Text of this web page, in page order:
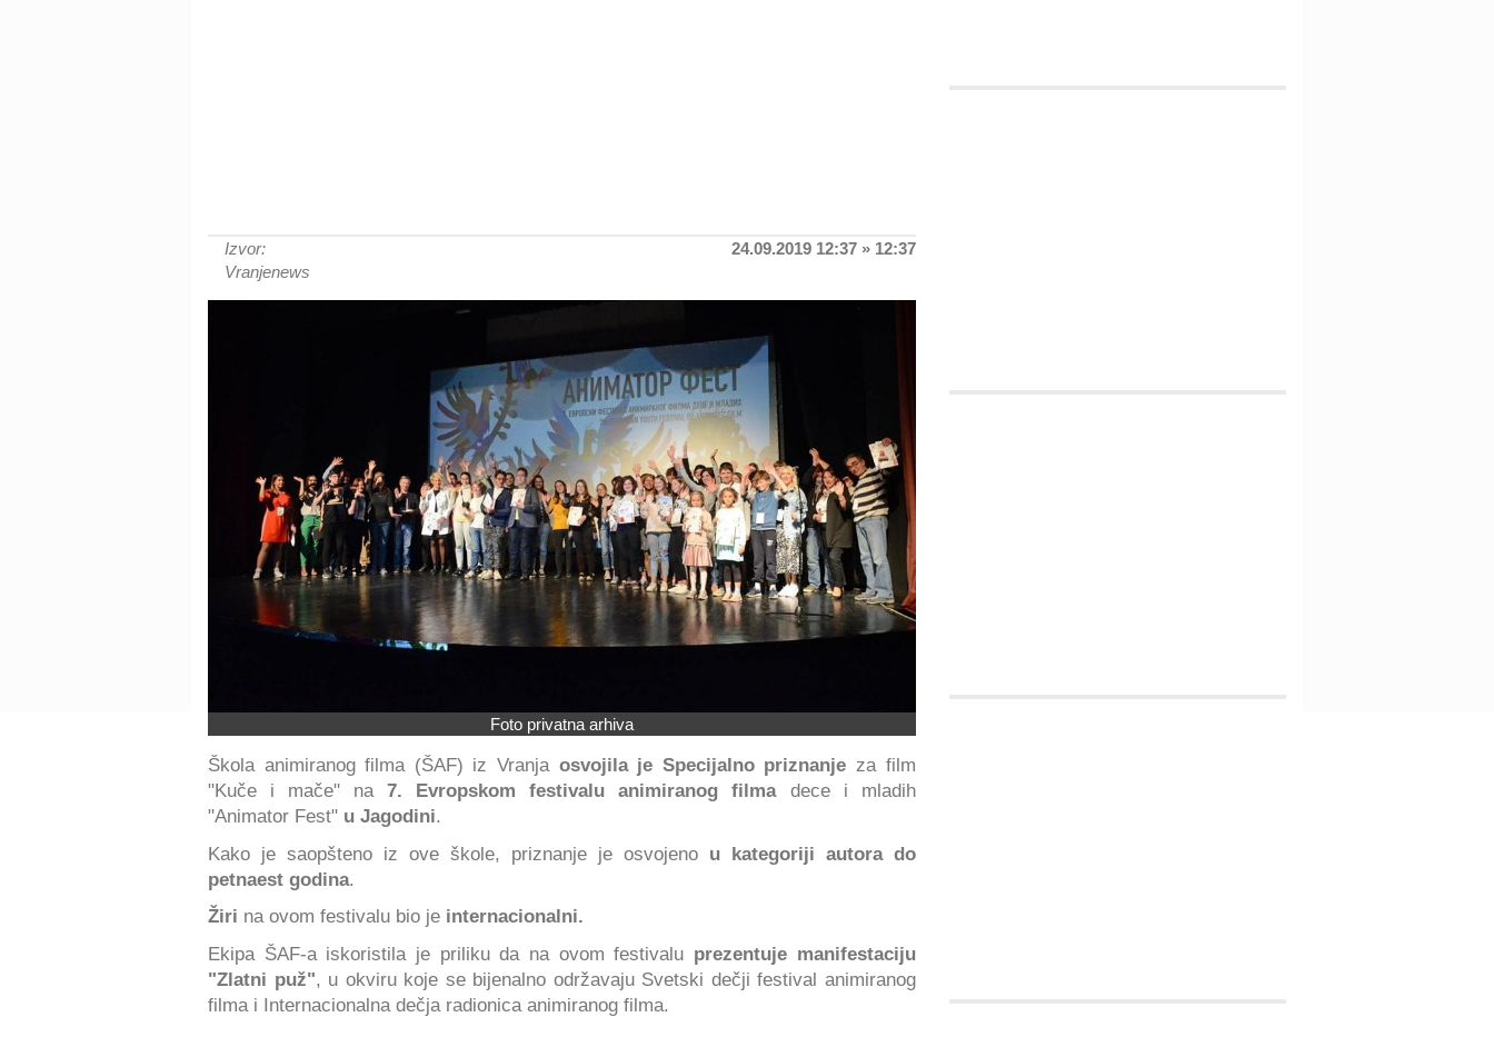
Izvor:
Vranjenews
24.09.2019 12:37 » 12:37
Foto privatna arhiva
Škola animiranog filma (ŠAF) iz Vranja osvojila je Specijalno priznanje za film
"Kuče i mače" na7. Evropskom festivalu animiranog filmadece i mladih
"Animator Fest" u Jagodini.
Kako je saopšteno iz ove škole, priznanje je osvojeno u kategoriji autora do
petnaest godina.
Žiri na ovom festivalu bio je internacionalni.
Ekipa ŠAF-a iskoristila je priliku da na ovom festivalu prezentuje manifestaciju
"Zlatni puž", u okviru koje se bijenalno održavaju Svetski dečji festival animiranog
filma i Internacionalna dečja radionica animiranog filma.